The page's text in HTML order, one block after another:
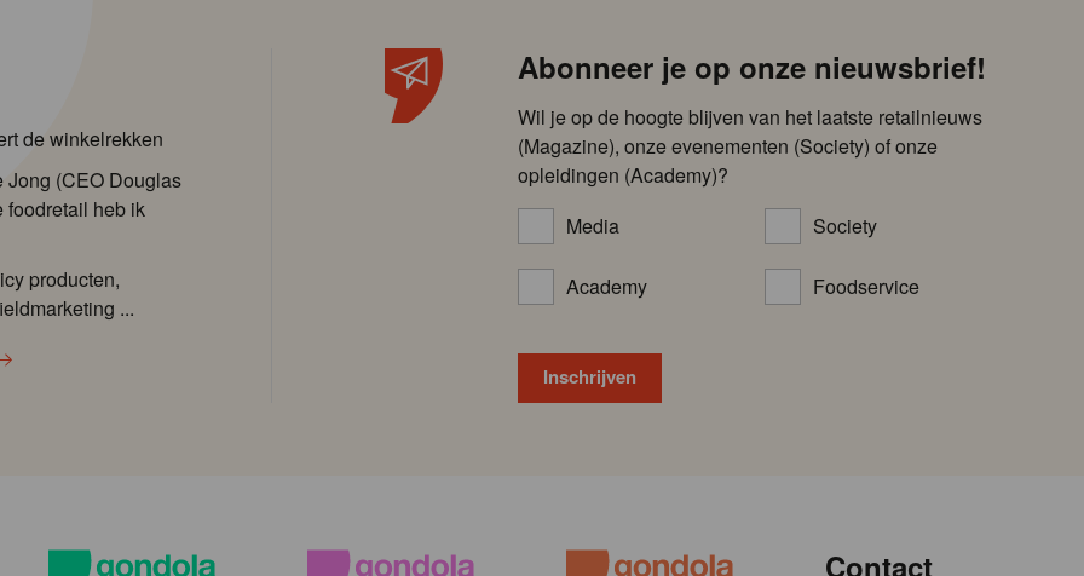
de winkelrekken
Jong (CEO Douglas
foodretail heb ik
producten,
...
Abonneer je op onze nieuwsbrief!
Wil je op de hoogte blijven van het laatste retailnieuws
(Magazine), onze evenementen (Society) of onze
opleidingen (Academy)?
Media
Society
Academy Foodservice
Contact